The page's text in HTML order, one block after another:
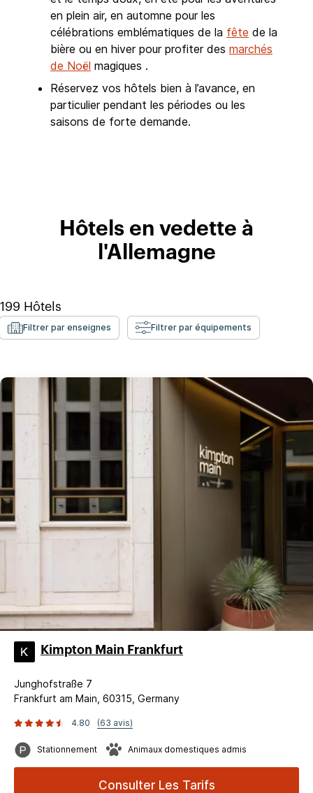
en plein air, en automne pour les
célébrations emblématiques de la fête de la
bière ou en hiver pour profiter des marchés
de Noël magiques .
Réservez vos hôtels bien à l’avance, en
particulier pendant les périodes ou les
saisons de forte demande.
Hôtels en vedette à
l'Allemagne
199 Hôtels
Filtrer par enseignes Filtrer par équipements
Kimpton Main Frankfurt
Junghofstraße 7
Frankfurt am Main, 60315, Germany
4.80 (63 avis)
Stationnement Animaux domestiques admis
Consulter Les Tarifs